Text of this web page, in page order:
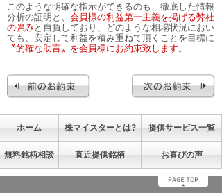
このような明確な指示ができるのも、徹底した情報
分析の証明と、 会員様の利益第一主義を掲げる弊社
の強みと自負しており、どのような相場状況におい
ても、安定して利益を積み重ねて頂くことを目標に
〝的確な助言〟を会員様にお約束致します 。
ホーム 株マイスターとは? 提供サービス一覧
無料銘柄相談 直近提供銘柄 お喜びの声